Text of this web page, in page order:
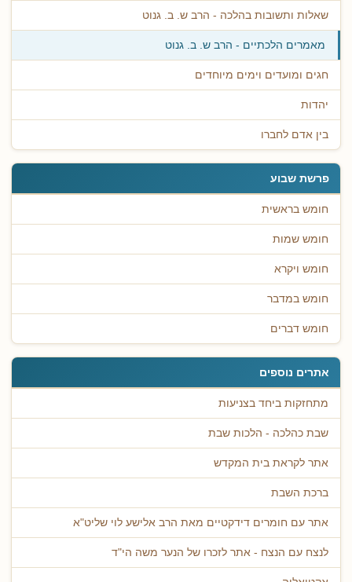
שאלות ותשובות בהלכה - הרב ש. ב. גנוט
מאמרים הלכתיים - הרב ש. ב. גנוט
חגים ומועדים וימים מיוחדים
יהדות
בין אדם לחברו
פרשת שבוע
חומש בראשית
חומש שמות
חומש ויקרא
חומש במדבר
חומש דברים
אתרים נוספים
מתחזקות ביחד בצניעות
שבת כהלכה - הלכות שבת
אתר לקראת בית המקדש
ברכת השבת
אתר עם חומרים דידקטיים מאת הרב אלישע לוי שליט"א
לנצח עם הנצח - אתר לזכרו של הנער משה הי"ד